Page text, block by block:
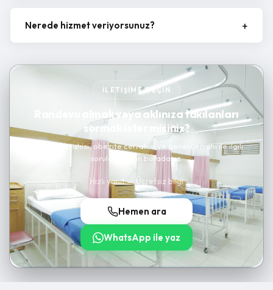
Nerede hizmet veriyorsunuz?
İLETIŞIME GEÇIN
Randevu almak veya aklınıza takılanları
sormak ister misiniz?
Kanser cerrahisi, obezite cerrahisi ve genel cerrahi ile ilgili
sorularınız için buradayız.
Hızlı yanıt — Ücretsiz bilgi
Hemen ara
WhatsApp ile yaz